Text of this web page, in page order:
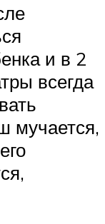
и в 2
всегда
мучается,